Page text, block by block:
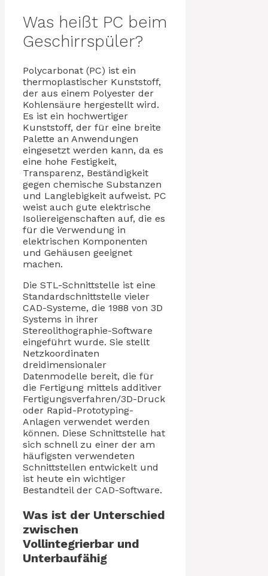
Was heißt PC beim
Geschirrspüler?
Polycarbonat (PC) ist ein
thermoplastischer Kunststoff,
der aus einem Polyester der
Kohlensäure hergestellt wird.
Es ist ein hochwertiger
Kunststoff, der für eine breite
Palette an Anwendungen
eingesetzt werden kann, da es
eine hohe Festigkeit,
Transparenz, Beständigkeit
gegen chemische Substanzen
und Langlebigkeit aufweist. PC
weist auch gute elektrische
Isoliereigenschaften auf, die es
für die Verwendung in
elektrischen Komponenten
und Gehäusen geeignet
machen.
Die STL-Schnittstelle ist eine
Standardschnittstelle vieler
CAD-Systeme, die 1988 von 3D
Systems in ihrer
Stereolithographie-Software
eingeführt wurde. Sie stellt
Netzkoordinaten
dreidimensionaler
Datenmodelle bereit, die für
die Fertigung mittels additiver
Fertigungsverfahren/3D-Druck
oder Rapid-Prototyping-
Anlagen verwendet werden
können. Diese Schnittstelle hat
sich schnell zu einer der am
häufigsten verwendeten
Schnittstellen entwickelt und
ist heute ein wichtiger
Bestandteil der CAD-Software.
Was ist der Unterschied
zwischen
Vollintegrierbar und
Unterbaufähig